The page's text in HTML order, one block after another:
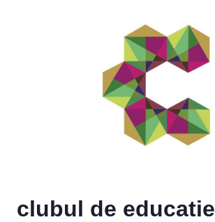
clubul de educatie